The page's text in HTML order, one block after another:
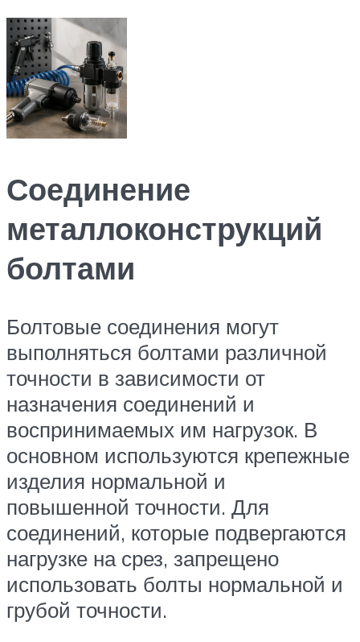
Соединение
металлоконструкций
болтами
Болтовые соединения могут
выполняться болтами различной
точности в зависимости от
назначения соединений и
воспринимаемых им нагрузок. В
основном используются крепежные
изделия нормальной и
повышенной точности. Для
соединений, которые подвергаются
нагрузке на срез, запрещено
использовать болты нормальной и
грубой точности.